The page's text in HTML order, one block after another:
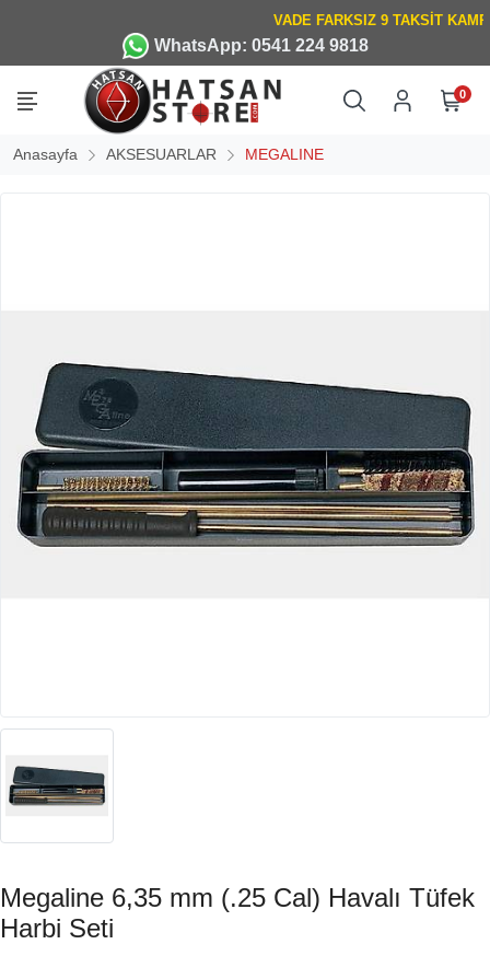
WhatsApp: 0541 224 9818
0
Anasayfa AKSESUARLAR MEGALINE
Megaline 6,35 mm (.25 Cal) Havalı Tüfek
Harbi Seti